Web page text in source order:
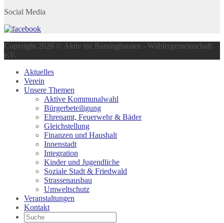
Social Media
Copyright 2026 © Aktiv für Barsinghausen - Wählergemeinschaft
e.V.
Aktuelles
Verein
Unsere Themen
Aktive Kommunalwahl
Bürgerbeteiligung
Ehrenamt, Feuerwehr & Bäder
Gleichstellung
Finanzen und Haushalt
Innenstadt
Integration
Kinder und Jugendliche
Soziale Stadt & Friedwald
Strassenausbau
Umweltschutz
Veranstaltungen
Kontakt